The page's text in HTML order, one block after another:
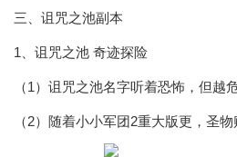
三、诅咒之池副本
1、诅咒之池 奇迹探险
（1）诅咒之池名字听着恐怖，但
（2）随着小小军团2重大版更，圣